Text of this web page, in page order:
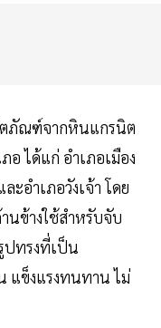
ภัณฑ์จากหินแกรนิต
ได้แก่ อำเภอเมือง
ะอำเภอวังเจ้า โดย
นข้างใช้สำหรับจับ
ปทรงที่เป็น
แข็งแรงทนทาน ไม่